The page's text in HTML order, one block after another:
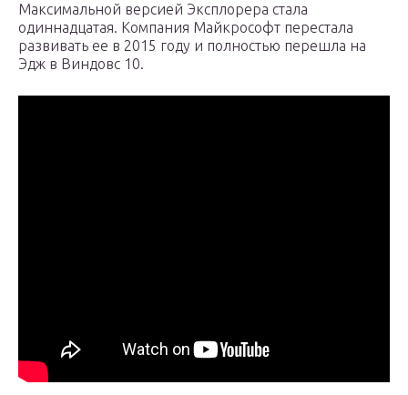
Максимальной версией Эксплорера стала
одиннадцатая. Компания Майкрософт перестала
развивать ее в 2015 году и полностью перешла на
Эдж в Виндовс 10.